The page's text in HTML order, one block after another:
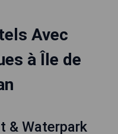
Avec
à Île de
& Waterpark